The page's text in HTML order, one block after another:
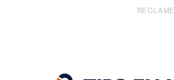
RECLAME